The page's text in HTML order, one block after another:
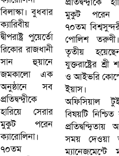
হলিউডে নতুন
মুকুট পরেন
৭০তম
পোলিশ
তৃতীয়
যুক্তরাষ্ট্রের
ও আইভরি
ইয়াস।
অফিসিয়াল
বিষয়টি
সময় দেওয়া
ম্যানেজমেন্টে